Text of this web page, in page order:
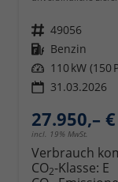
Fahrzeugnr. 49056
Kraftstoff Benzin
Leistung 110 kW (150
31.03.2026
27.950,– €
incl. 19% MwSt.
Verbrauch
CO2-Klasse: E